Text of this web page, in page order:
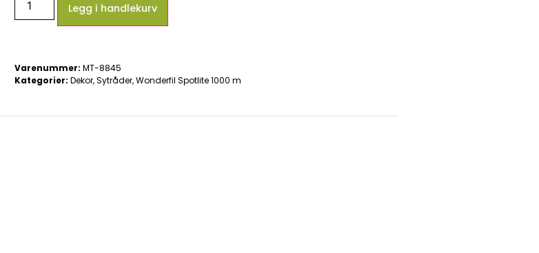
Legg i handlekurv
Varenummer: MT-8845
Kategorier: Dekor,Sytråder,Wonderfil Spotlite 1000 m